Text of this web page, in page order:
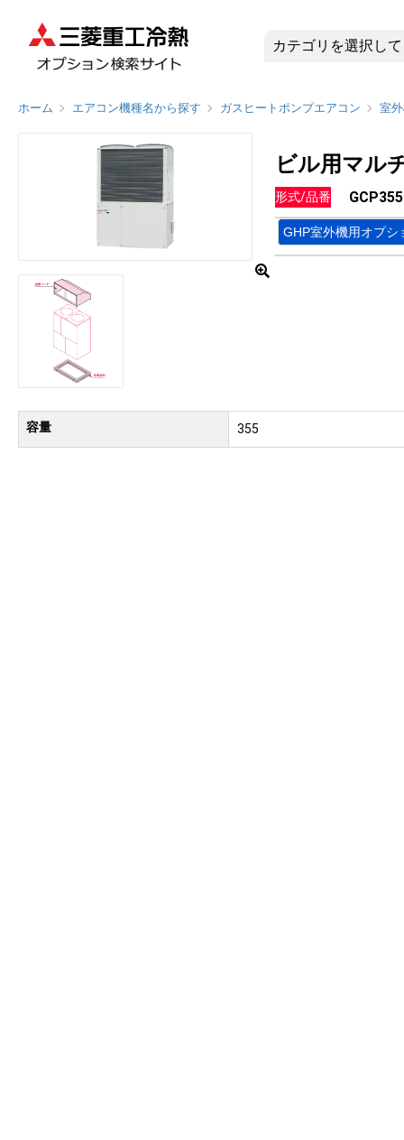
ホーム エアコン機種名から探す ガスヒートポンプエアコン 室
ビル用マル
形式/品番
GHP室外機用オプシ
容量 355